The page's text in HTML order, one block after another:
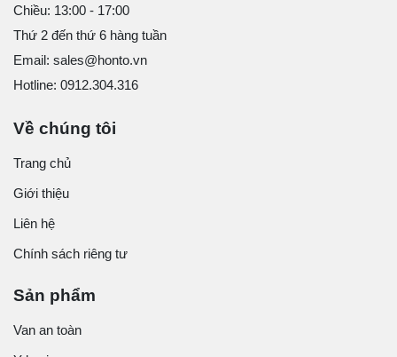
Chiều: 13:00 - 17:00
Thứ 2 đến thứ 6 hàng tuần
Email: sales@honto.vn
Hotline: 0912.304.316
Về chúng tôi
Trang chủ
Giới thiệu
Liên hệ
Chính sách riêng tư
Sản phẩm
Van an toàn